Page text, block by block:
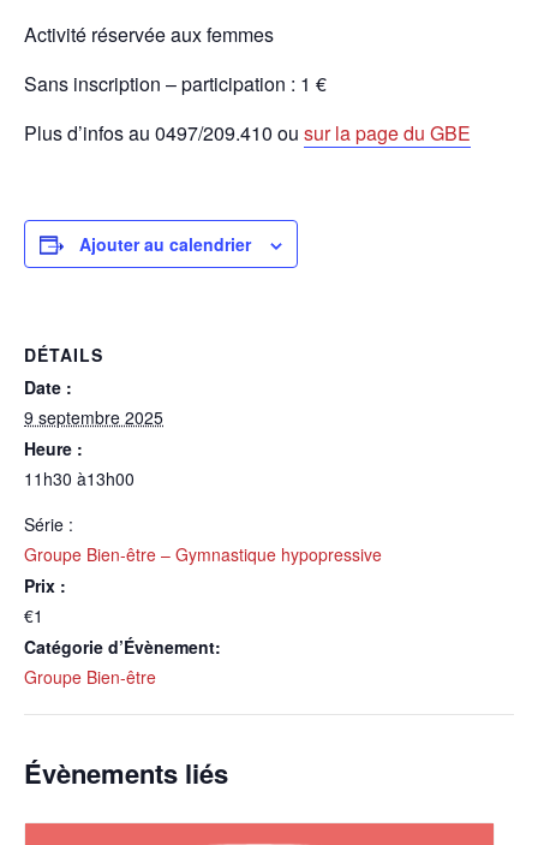
Activité réservée aux femmes
Sans inscription – participation : 1 €
Plus d’infos au 0497/209.410 ou sur la page du GBE
Ajouter au calendrier
DÉTAILS
Date :
9 septembre 2025
Heure :
11h30 à13h00
Série :
Groupe Bien-être – Gymnastique hypopressive
Prix :
€1
Catégorie d’Évènement:
Groupe Bien-être
Évènements liés